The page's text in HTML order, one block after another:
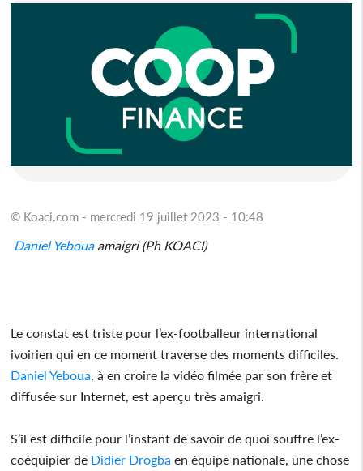
© Koaci.com - mercredi 19 juillet 2023 - 10:48
Daniel Yebouaamaigri (Ph KOACI)
Le constat est triste pour l’ex-footballeur international
ivoirien qui en ce moment traverse des moments difficiles.
Daniel Yeboua , à en croire la vidéo filmée par son frère et
diffusée sur Internet, est aperçu très amaigri.
S’il est difficile pour l’instant de savoir de quoi souffre l’ex-
coéquipier de Didier Drogba en équipe nationale, une chose